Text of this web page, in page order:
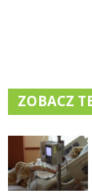
ZOBACZ